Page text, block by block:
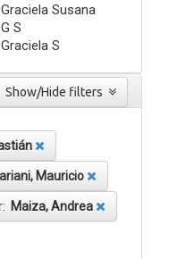
Susana
S
S
Mauricio
Maiza, Andrea